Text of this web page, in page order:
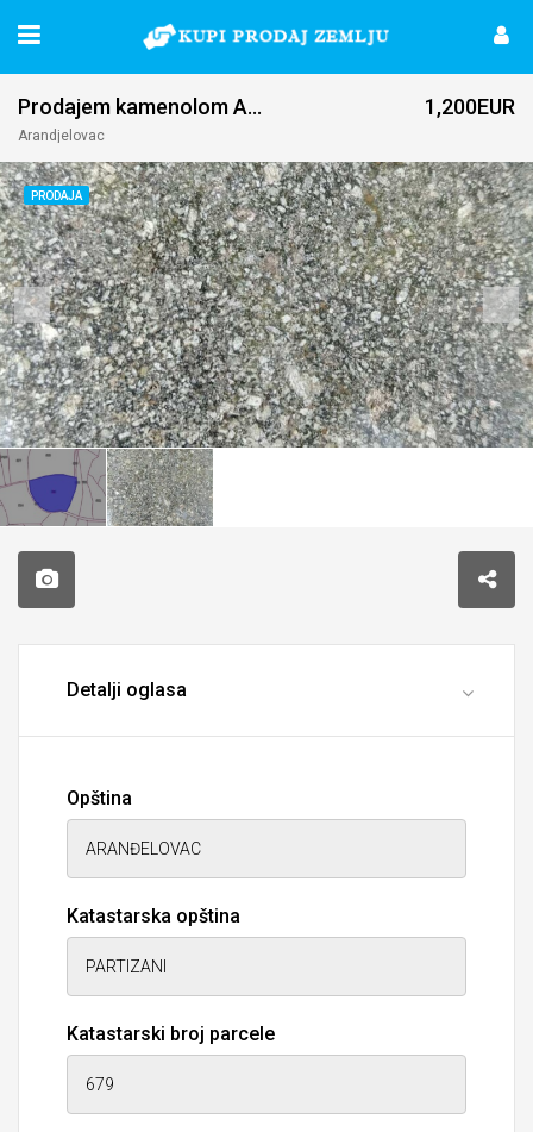
Prodajem kamenolom Arandjelovac-Darosava
Arandjelovac
1,200EUR
PRODAJA
Detalji oglasa
Opština
Katastarska opština
Katastarski broj parcele